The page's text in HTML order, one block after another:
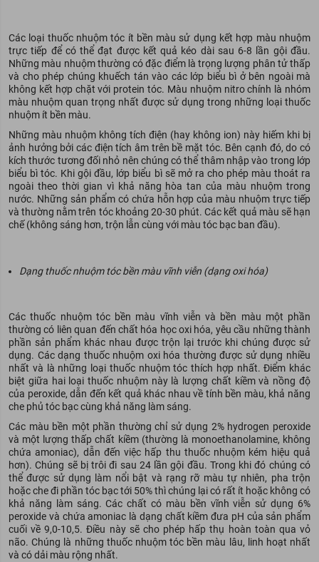
Các loại thuốc nhuộm tóc ít bền màu sử dụng kết hợp màu nhuộm
trực tiếp để có thể đạt được kết quả kéo dài sau 6-8 lần gội đầu.
Những màu nhuộm thường có đặc điểm là trọng lượng phân tử thấp
và cho phép chúng khuếch tán vào các lớp biểu bì ở bên ngoài mà
không kết hợp chặt với protein tóc. Màu nhuộm nitro chính là nhóm
màu nhuộm quan trọng nhất được sử dụng trong những loại thuốc
nhuộm ít bền màu.
Những màu nhuộm không tích điện (hay không ion) này hiếm khi bị
ảnh hưởng bởi các điện tích âm trên bề mặt tóc. Bên cạnh đó, do có
kích thước tương đối nhỏ nên chúng có thể thâm nhập vào trong lớp
biểu bì tóc. Khi gội đầu, lớp biểu bì sẽ mở ra cho phép màu thoát ra
ngoài theo thời gian vì khả năng hòa tan của màu nhuộm trong
nước. Những sản phẩm có chứa hỗn hợp của màu nhuộm trực tiếp
và thường nằm trên tóc khoảng 20-30 phút. Các kết quả màu sẽ hạn
chế (không sáng hơn, trộn lẫn cùng với màu tóc bạc ban đầu).
Dạng thuốc nhuộm tóc bền màu vĩnh viễn (dạng oxi hóa)
Các thuốc nhuộm tóc bền màu vĩnh viễn và bền màu một phần
thường có liên quan đến chất hóa học oxi hóa, yêu cầu những thành
phần sản phẩm khác nhau được trộn lại trước khi chúng được sử
dụng. Các dạng thuốc nhuộm oxi hóa thường được sử dụng nhiều
nhất và là những loại thuốc nhuộm tóc thích hợp nhất. Điểm khác
biệt giữa hai loại thuốc nhuộm này là lượng chất kiềm và nồng độ
của peroxide, dẫn đến kết quả khác nhau về tính bền màu, khả năng
che phủ tóc bạc cùng khả năng làm sáng.
Các màu bền một phần thường chỉ sử dụng 2% hydrogen peroxide
và một lượng thấp chất kiềm (thường là monoethanolamine, không
chứa amoniac), dẫn đến việc hấp thu thuốc nhuộm kém hiệu quả
hơn). Chúng sẽ bị trôi đi sau 24 lần gội đầu. Trong khi đó chúng có
thể được sử dụng làm nổi bật và rạng rỡ màu tự nhiên, pha trộn
hoặc che đi phần tóc bạc tới 50% thì chúng lại có rất ít hoặc không có
khả năng làm sáng. Các chất có màu bền vĩnh viễn sử dụng 6%
peroxide và chứa amoniac là dạng chất kiềm đưa pH của sản phẩm
cuối về 9,0-10,5. Điều này sẽ cho phép hấp thụ hoàn toàn qua vỏ
não. Chúng là những thuốc nhuộm tóc bền màu lâu, linh hoạt nhất
và có dải màu rộng nhất.